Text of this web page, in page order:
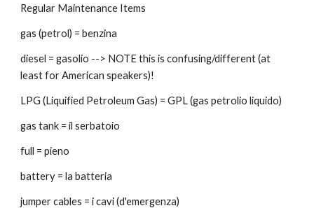
Regular Maintenance Items
gas (petrol) = benzina
diesel = gasolio --> NOTE this is confusing/different (at
least for American speakers)!
LPG (Liquified Petroleum Gas) = GPL (gas petrolio liquido)
gas tank = il serbatoio
full = pieno
battery = la batteria
jumper cables = i cavi (d'emergenza)